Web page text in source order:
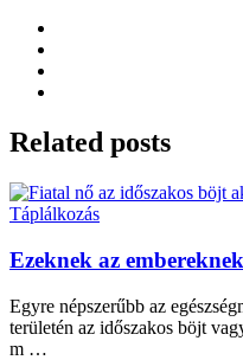
Related posts
Táplálkozás
Ezeknek az
Egyre népszerűbb az
területén az időszakos böjt
m …